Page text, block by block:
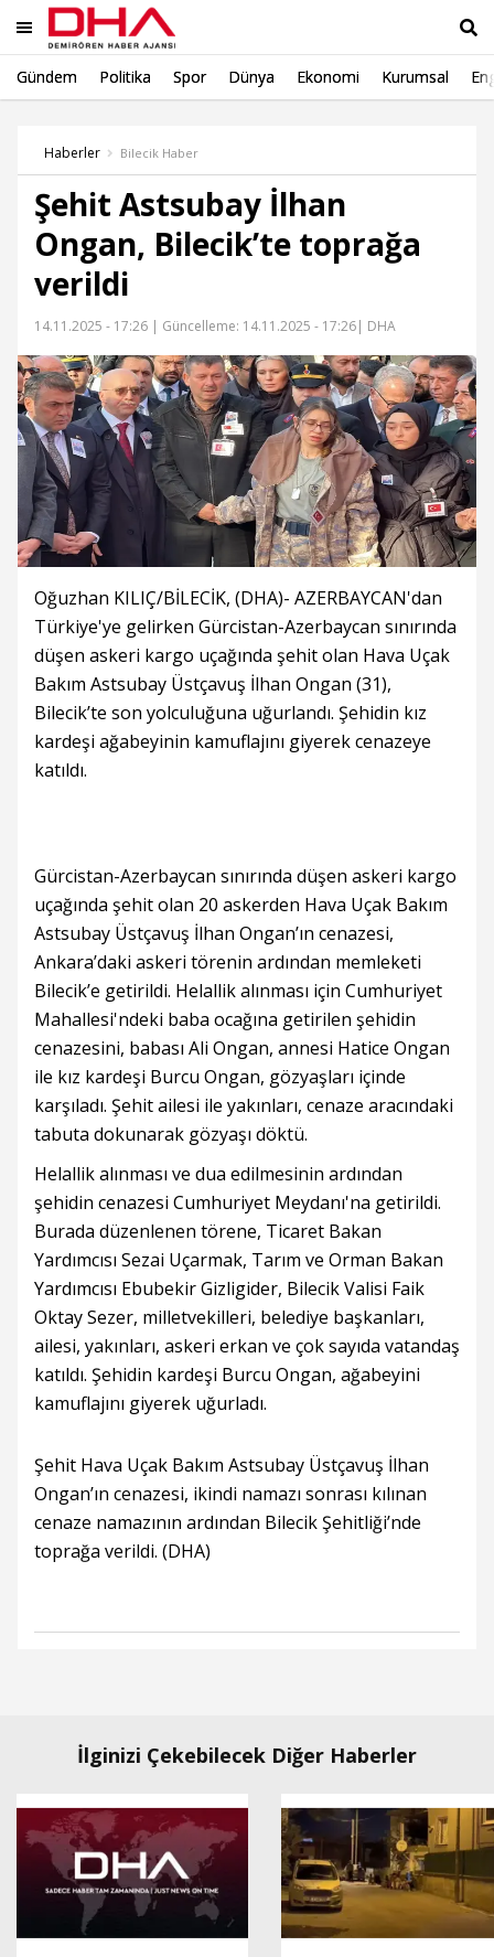
Gündem Politika Spor Dünya Ekonomi Kurumsal
Haberler Bilecik Haber
Şehit Astsubay İlhan
Ongan, Bilecik’te toprağa
verildi
14.11.2025 - 17:26 | Güncelleme: 14.11.2025 - 17:26| DHA
Oğuzhan KILIÇ/BİLECİK, (DHA)- AZERBAYCAN'dan
Türkiye'ye gelirken Gürcistan-Azerbaycan sınırında
düşen askeri kargo uçağında şehit olan Hava Uçak
Bakım Astsubay Üstçavuş İlhan Ongan (31),
Bilecik’te son yolculuğuna uğurlandı. Şehidin kız
kardeşi ağabeyinin kamuflajını giyerek cenazeye
katıldı.
Gürcistan-Azerbaycan sınırında düşen askeri kargo
uçağında şehit olan 20 askerden Hava Uçak Bakım
Astsubay Üstçavuş İlhan Ongan’ın cenazesi,
Ankara’daki askeri törenin ardından memleketi
Bilecik’e getirildi. Helallik alınması için Cumhuriyet
Mahallesi'ndeki baba ocağına getirilen şehidin
cenazesini, babası Ali Ongan, annesi Hatice Ongan
ile kız kardeşi Burcu Ongan, gözyaşları içinde
karşıladı. Şehit ailesi ile yakınları, cenaze aracındaki
tabuta dokunarak gözyaşı döktü.
Helallik alınması ve dua edilmesinin ardından
şehidin cenazesi Cumhuriyet Meydanı'na getirildi.
Burada düzenlenen törene, Ticaret Bakan
Yardımcısı Sezai Uçarmak, Tarım ve Orman Bakan
Yardımcısı Ebubekir Gizligider, Bilecik Valisi Faik
Oktay Sezer, milletvekilleri, belediye başkanları,
ailesi, yakınları, askeri erkan ve çok sayıda vatandaş
katıldı. Şehidin kardeşi Burcu Ongan, ağabeyini
kamuflajını giyerek uğurladı.
Şehit Hava Uçak Bakım Astsubay Üstçavuş İlhan
Ongan’ın cenazesi, ikindi namazı sonrası kılınan
cenaze namazının ardından Bilecik Şehitliği’nde
toprağa verildi. (DHA)
İlginizi Çekebilecek Diğer Haberler